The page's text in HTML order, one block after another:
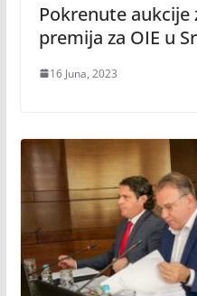
Pokrenute
premija za OIE u
16 Juna, 2023